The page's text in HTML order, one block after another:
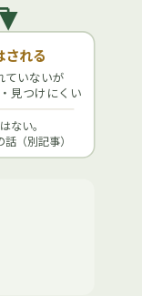
される
ていないが
見つけにくい
ない。
（別記事）